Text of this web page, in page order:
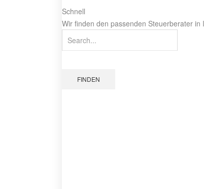
Schnell
Wir finden den passenden Steuerberater in
FINDEN